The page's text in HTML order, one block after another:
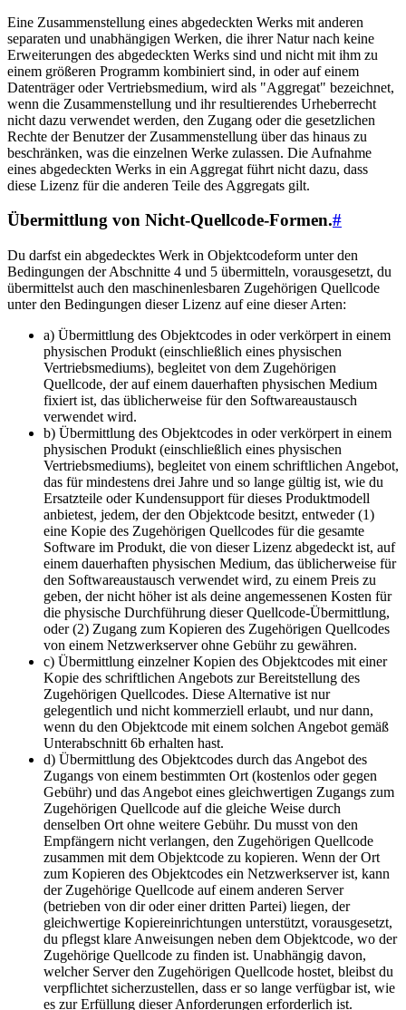
Eine Zusammenstellung eines abgedeckten Werks mit anderen
separaten und unabhängigen Werken, die ihrer Natur nach keine
Erweiterungen des abgedeckten Werks sind und nicht mit ihm zu
einem größeren Programm kombiniert sind, in oder auf einem
Datenträger oder Vertriebsmedium, wird als "Aggregat" bezeichnet,
wenn die Zusammenstellung und ihr resultierendes Urheberrecht
nicht dazu verwendet werden, den Zugang oder die gesetzlichen
Rechte der Benutzer der Zusammenstellung über das hinaus zu
beschränken, was die einzelnen Werke zulassen. Die Aufnahme
eines abgedeckten Werks in ein Aggregat führt nicht dazu, dass
diese Lizenz für die anderen Teile des Aggregats gilt.
Übermittlung von Nicht-Quellcode-Formen.#
Du darfst ein abgedecktes Werk in Objektcodeform unter den
Bedingungen der Abschnitte 4 und 5 übermitteln, vorausgesetzt, du
übermittelst auch den maschinenlesbaren Zugehörigen Quellcode
unter den Bedingungen dieser Lizenz auf eine dieser Arten:
a) Übermittlung des Objektcodes in oder verkörpert in einem
physischen Produkt (einschließlich eines physischen
Vertriebsmediums), begleitet von dem Zugehörigen
Quellcode, der auf einem dauerhaften physischen Medium
fixiert ist, das üblicherweise für den Softwareaustausch
verwendet wird.
b) Übermittlung des Objektcodes in oder verkörpert in einem
physischen Produkt (einschließlich eines physischen
Vertriebsmediums), begleitet von einem schriftlichen Angebot,
das für mindestens drei Jahre und so lange gültig ist, wie du
Ersatzteile oder Kundensupport für dieses Produktmodell
anbietest, jedem, der den Objektcode besitzt, entweder (1)
eine Kopie des Zugehörigen Quellcodes für die gesamte
Software im Produkt, die von dieser Lizenz abgedeckt ist, auf
einem dauerhaften physischen Medium, das üblicherweise für
den Softwareaustausch verwendet wird, zu einem Preis zu
geben, der nicht höher ist als deine angemessenen Kosten für
die physische Durchführung dieser Quellcode-Übermittlung,
oder (2) Zugang zum Kopieren des Zugehörigen Quellcodes
von einem Netzwerkserver ohne Gebühr zu gewähren.
c) Übermittlung einzelner Kopien des Objektcodes mit einer
Kopie des schriftlichen Angebots zur Bereitstellung des
Zugehörigen Quellcodes. Diese Alternative ist nur
gelegentlich und nicht kommerziell erlaubt, und nur dann,
wenn du den Objektcode mit einem solchen Angebot gemäß
Unterabschnitt 6b erhalten hast.
d) Übermittlung des Objektcodes durch das Angebot des
Zugangs von einem bestimmten Ort (kostenlos oder gegen
Gebühr) und das Angebot eines gleichwertigen Zugangs zum
Zugehörigen Quellcode auf die gleiche Weise durch
denselben Ort ohne weitere Gebühr. Du musst von den
Empfängern nicht verlangen, den Zugehörigen Quellcode
zusammen mit dem Objektcode zu kopieren. Wenn der Ort
zum Kopieren des Objektcodes ein Netzwerkserver ist, kann
der Zugehörige Quellcode auf einem anderen Server
(betrieben von dir oder einer dritten Partei) liegen, der
gleichwertige Kopiereinrichtungen unterstützt, vorausgesetzt,
du pflegst klare Anweisungen neben dem Objektcode, wo der
Zugehörige Quellcode zu finden ist. Unabhängig davon,
welcher Server den Zugehörigen Quellcode hostet, bleibst du
verpflichtet sicherzustellen, dass er so lange verfügbar ist, wie
es zur Erfüllung dieser Anforderungen erforderlich ist.